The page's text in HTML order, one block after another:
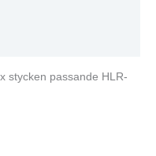
stycken passande HLR-